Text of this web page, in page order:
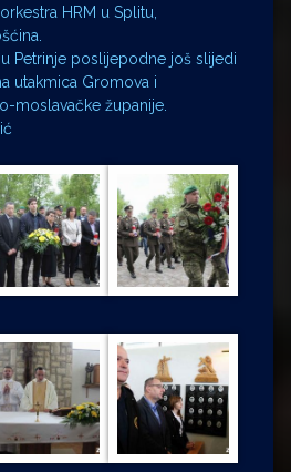
HRM u Splitu,
Petrinje poslijepodne još slijedi
utakmica Gromova i
moslavačke županije.